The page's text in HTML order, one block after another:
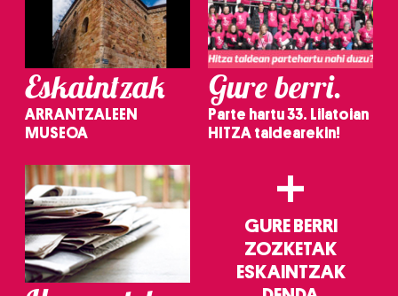
Eskaintzak
ARRANTZALEEN
MUSEOA
Gure berri.
Parte hartu 33. Lilatoian
HITZA taldearekin!
+
GURE BERRI
ZOZKETAK
ESKAINTZAK